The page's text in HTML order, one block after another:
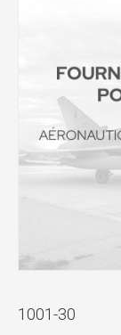
1001-30